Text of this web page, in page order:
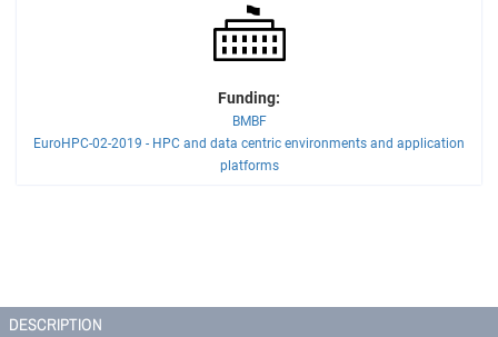
Funding:
BMBF
EuroHPC-02-2019 - HPC and data centric environments and application
platforms
DESCRIPTION